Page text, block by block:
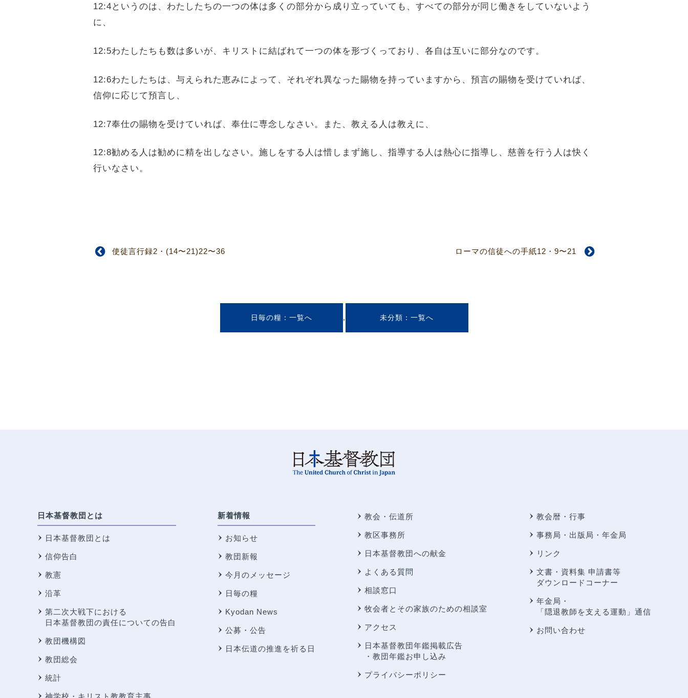
12:4というのは、わたしたちの一つの体は多くの部分から成り立っていても、すべての部分が同じ働きをしていないよう
に、
12:5わたしたちも数は多いが、キリストに結ばれて一つの体を形づくっており、各自は互いに部分なのです。
12:6わたしたちは、与えられた恵みによって、それぞれ異なった賜物を持っていますから、預言の賜物を受けていれば、
信仰に応じて預言し、
12:7奉仕の賜物を受けていれば、奉仕に専念しなさい。また、教える人は教えに、
12:8勧める人は勧めに精を出しなさい。施しをする人は惜しまず施し、指導する人は熱心に指導し、慈善を行う人は快く
行いなさい。
使徒言行録2・(14〜21)22〜36 ローマの信徒への手紙12・9〜21
日毎の糧 , 未分類
日本基督教団とは
日本基督教団とは
信仰告白
教憲
沿革
第二次大戦下における
日本基督教団の責任についての告白
教団機構図
教団総会
統計
神学校・キリスト教教育主事
新着情報
お知らせ
教団新報
今月のメッセージ
日毎の糧
Kyodan News
公募・公告
日本伝道の推進を祈る日
教会・伝道所
教区事務所
日本基督教団への献金
よくある質問
相談窓口
牧会者とその家族のための相談室
アクセス
日本基督教団年鑑掲載広告
・教団年鑑お申し込み
プライバシーポリシー
教会暦・行事
事務局・出版局・年金局
リンク
文書・資料集 申請書等
ダウンロードコーナー
年金局・
「隠退教師を支える運動」通信
お問い合わせ